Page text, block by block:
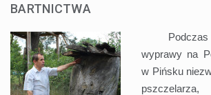
BARTNICTWA
Podczas
wyprawy na
w Pińsku